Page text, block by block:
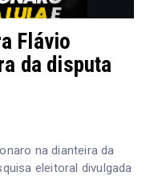
Flávio
da disputa
na dianteira da
eleitoral divulgada